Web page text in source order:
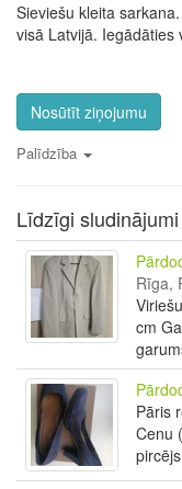
Sieviešu kleita
visā Latvijā. Iegādāties
Nosūtīt ziņojumu
Palīdzība
Līdzīgi sludinājumi
Rīga,
cm
Pāris
Cenu